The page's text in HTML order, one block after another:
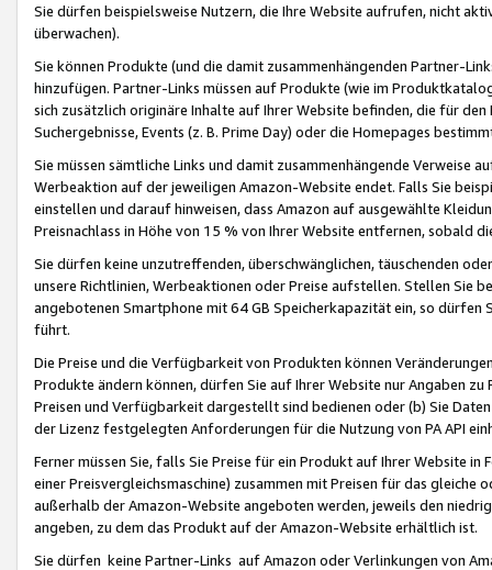
Sie dürfen beispielsweise Nutzern, die Ihre Website aufrufen, nicht
überwachen).
Sie können Produkte (und die damit zusammenhängenden Partner-
hinzufügen. Partner-Links müssen auf Produkte (wie im
sich zusätzlich originäre Inhalte auf Ihrer Website befinden, die für
Suchergebnisse, Events (z. B. Prime Day) oder die Homepages
Sie müssen sämtliche Links und damit zusammenhängende
Werbeaktion auf der jeweiligen Amazon-Website endet. Falls Sie
einstellen und darauf hinweisen, dass Amazon auf ausgewählte
Preisnachlass in Höhe von 15 % von Ihrer Website entfernen, sobald
Sie dürfen keine unzutreffenden, überschwänglichen, täuschenden
unsere Richtlinien, Werbeaktionen oder Preise aufstellen. Stellen Sie
angebotenen Smartphone mit 64 GB Speicherkapazität ein, so dürfen
führt.
Die Preise und die Verfügbarkeit von Produkten können
Produkte ändern können, dürfen Sie auf Ihrer Website nur Angaben
Preisen und Verfügbarkeit dargestellt sind bedienen oder (b) Sie
der Lizenz festgelegten Anforderungen für die Nutzung von PA API
Ferner müssen Sie, falls Sie Preise für ein Produkt auf Ihrer Website
einer Preisvergleichsmaschine) zusammen mit Preisen für das
außerhalb der Amazon-Website angeboten werden, jeweils den
angeben, zu dem das Produkt auf der Amazon-Website erhältlich ist.
Sie dürfen keine Partner-Links auf Amazon oder Verlinkungen von